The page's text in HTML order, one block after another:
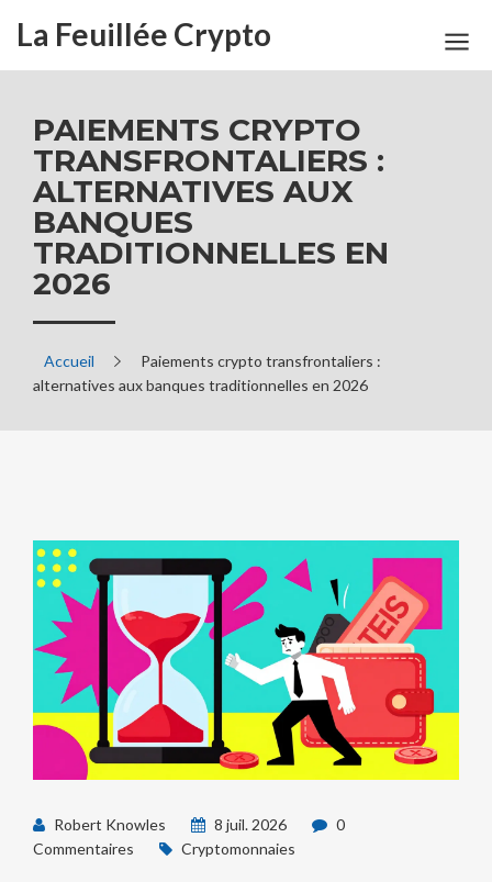
La Feuillée Crypto
PAIEMENTS CRYPTO
TRANSFRONTALIERS :
ALTERNATIVES AUX
BANQUES
TRADITIONNELLES EN
2026
Accueil
Paiements crypto transfrontaliers :
alternatives aux banques traditionnelles en 2026
Robert Knowles 8 juil. 2026
0
Commentaires
Cryptomonnaies